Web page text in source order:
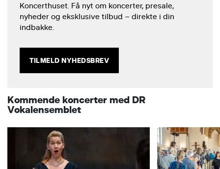
Koncerthuset. Få nyt om koncerter, presale,
nyheder og eksklusive tilbud – direkte i din
indbakke.
TILMELD NYHEDSBREV
Kommende koncerter med DR
Vokalensemblet